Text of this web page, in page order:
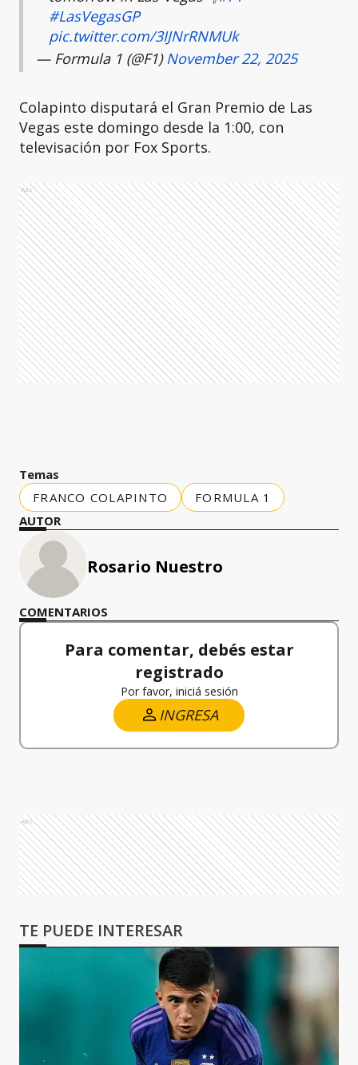
#LasVegasGP
pic.twitter.com/3IJNrRNMUk
— Formula 1 (@F1)November 22, 2025
Colapinto disputará el Gran Premio de Las
Vegas este domingo desde la 1:00, con
televisación por Fox Sports.
Ads
Temas
FRANCO COLAPINTO
FORMULA 1
AUTOR
Rosario Nuestro
COMENTARIOS
Para comentar, debés estar
registrado
Por favor, iniciá sesión
INGRESA
Ads
TE PUEDE INTERESAR